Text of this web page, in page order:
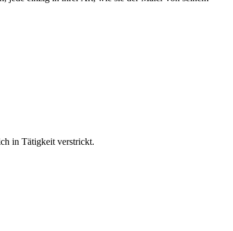
in Tätigkeit verstrickt.